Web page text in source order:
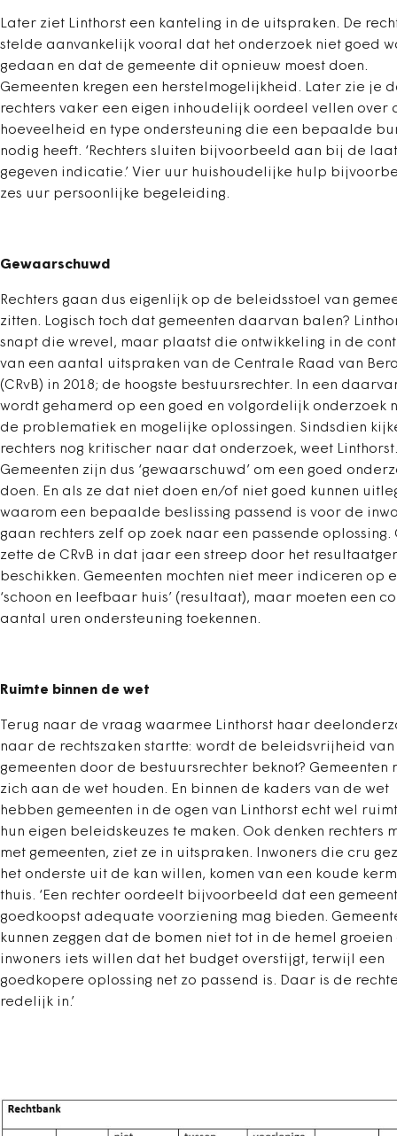
Later ziet Linthorst een kanteling in de uitspraken. De
stelde aanvankelijk vooral dat het onderzoek niet goed
gedaan en dat de gemeente dit opnieuw moest doen.
Gemeenten kregen een herstelmogelijkheid. Later zie je
rechters vaker een eigen inhoudelijk oordeel vellen over
hoeveelheid en type ondersteuning die een bepaalde
nodig heeft. ‘Rechters sluiten bijvoorbeeld aan bij de
gegeven indicatie.’ Vier uur huishoudelijke hulp
zes uur persoonlijke begeleiding.
Gewaarschuwd
Rechters gaan dus eigenlijk op de beleidsstoel van
zitten. Logisch toch dat gemeenten daarvan balen?
snapt die wrevel, maar plaatst die ontwikkeling in de
van een aantal uitspraken van de Centrale Raad van
(CRvB) in 2018; de hoogste bestuursrechter. In een
wordt gehamerd op een goed en volgordelijk onderzoek
de problematiek en mogelijke oplossingen. Sindsdien
rechters nog kritischer naar dat onderzoek, weet Linthorst.
Gemeenten zijn dus ‘gewaarschuwd’ om een goed
doen. En als ze dat niet doen en/of niet goed kunnen
waarom een bepaalde beslissing passend is voor de
gaan rechters zelf op zoek naar een passende oplossing.
zette de CRvB in dat jaar een streep door het
beschikken. Gemeenten mochten niet meer indiceren op
‘schoon en leefbaar huis’ (resultaat), maar moeten een
aantal uren ondersteuning toekennen.
Ruimte binnen de wet
Terug naar de vraag waarmee Linthorst haar
naar de rechtszaken startte: wordt de beleidsvrijheid van
gemeenten door de bestuursrechter beknot? Gemeenten
zich aan de wet houden. En binnen de kaders van de wet
hebben gemeenten in de ogen van Linthorst echt wel
hun eigen beleidskeuzes te maken. Ook denken rechters
met gemeenten, ziet ze in uitspraken. Inwoners die cru
het onderste uit de kan willen, komen van een koude
thuis. ‘Een rechter oordeelt bijvoorbeeld dat een
goedkoopst adequate voorziening mag bieden.
kunnen zeggen dat de bomen niet tot in de hemel groeien
inwoners iets willen dat het budget overstijgt, terwijl een
goedkopere oplossing net zo passend is. Daar is de
redelijk in.’